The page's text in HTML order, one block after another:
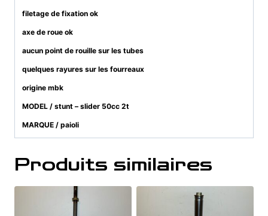
filetage de fixation ok
axe de roue ok
aucun point de rouille sur les tubes
quelques rayures sur les fourreaux
origine mbk
MODEL / stunt – slider 50cc 2t
MARQUE / paioli
Produits similaires